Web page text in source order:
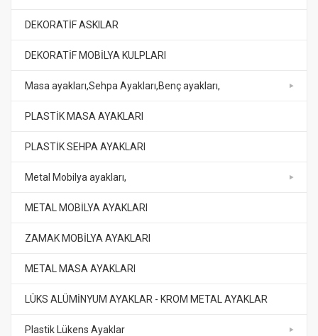
DEKORATİF ASKILAR
DEKORATİF MOBİLYA KULPLARI
Masa ayakları,Sehpa Ayakları,Benç ayakları,
PLASTİK MASA AYAKLARI
PLASTİK SEHPA AYAKLARI
Metal Mobilya ayakları,
METAL MOBİLYA AYAKLARI
ZAMAK MOBİLYA AYAKLARI
METAL MASA AYAKLARI
LÜKS ALÜMİNYUM AYAKLAR - KROM METAL AYAKLAR
Plastik Lükens Ayaklar